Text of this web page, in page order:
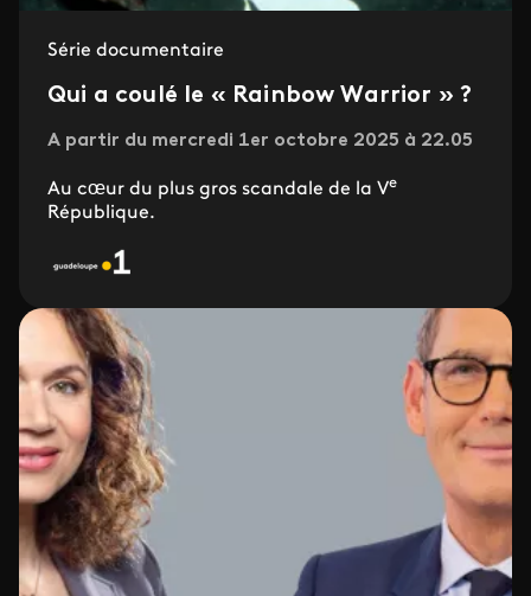
Série documentaire
Qui a coulé le « Rainbow Warrior » ?
A partir du mercredi 1er octobre 2025 à 22.05
Au cœur du plus gros scandale de la Ve
République.